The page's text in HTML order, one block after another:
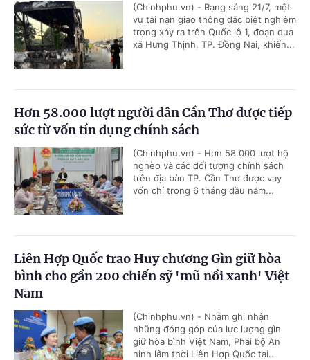
(Chinhphu.vn) - Rạng sáng 21/7, một
vụ tai nạn giao thông đặc biệt nghiêm
trọng xảy ra trên Quốc lộ 1, đoạn qua
xã Hưng Thịnh, TP. Đồng Nai, khiến...
Hơn 58.000 lượt người dân Cần Thơ được tiếp
sức từ vốn tín dụng chính sách
(Chinhphu.vn) - Hơn 58.000 lượt hộ
nghèo và các đối tượng chính sách
trên địa bàn TP. Cần Thơ được vay
vốn chỉ trong 6 tháng đầu năm...
Liên Hợp Quốc trao Huy chương Gìn giữ hòa
bình cho gần 200 chiến sỹ 'mũ nồi xanh' Việt
Nam
(Chinhphu.vn) - Nhằm ghi nhận
những đóng góp của lực lượng gìn
giữ hòa bình Việt Nam, Phái bộ An
ninh lâm thời Liên Hợp Quốc tại...